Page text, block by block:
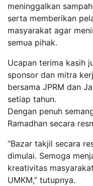
meninggalkan
serta memberikan
masyarakat agar
semua pihak.
Ucapan terima kasih
sponsor dan mitra
bersama JPRM dan
setiap tahun.
Dengan penuh
Ramadhan secara
“Bazar takjil secara
dimulai. Semoga
kreativitas
UMKM,” tutupnya.